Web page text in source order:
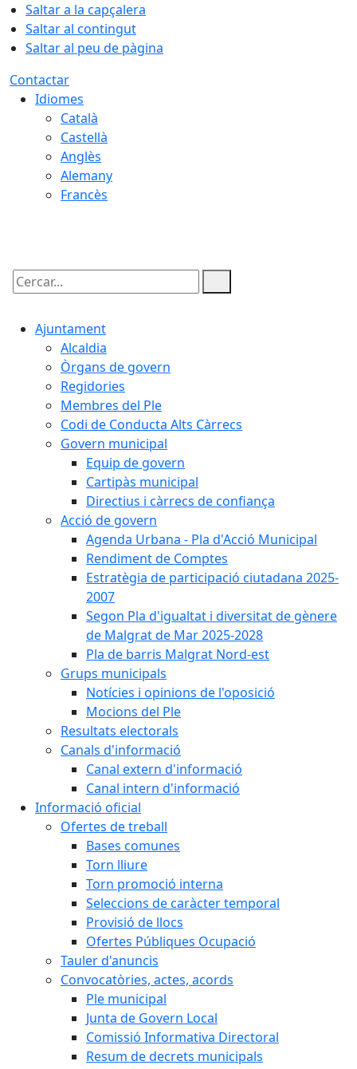
Saltar a la capçalera
Saltar al contingut
Saltar al peu de pàgina
Contactar
Idiomes
Català
Castellà
Anglès
Alemany
Francès
Cercar:
Ajuntament
Alcaldia
Òrgans de govern
Regidories
Membres del Ple
Codi de Conducta Alts Càrrecs
Govern municipal
Equip de govern
Cartipàs municipal
Directius i càrrecs de confiança
Acció de govern
Agenda Urbana - Pla d'Acció Municipal
Rendiment de Comptes
Estratègia de participació ciutadana 2025-
2007
Segon Pla d'igualtat i diversitat de gènere
de Malgrat de Mar 2025-2028
Pla de barris Malgrat Nord-est
Grups municipals
Notícies i opinions de l'oposició
Mocions del Ple
Resultats electorals
Canals d'informació
Canal extern d'informació
Canal intern d'informació
Informació oficial
Ofertes de treball
Bases comunes
Torn lliure
Torn promoció interna
Seleccions de caràcter temporal
Provisió de llocs
Ofertes Públiques Ocupació
Tauler d'anuncis
Convocatòries, actes, acords
Ple municipal
Junta de Govern Local
Comissió Informativa Directoral
Resum de decrets municipals